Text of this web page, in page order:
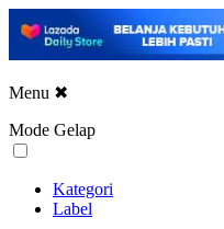
Menu ✖
Mode Gelap
Kategori
Label